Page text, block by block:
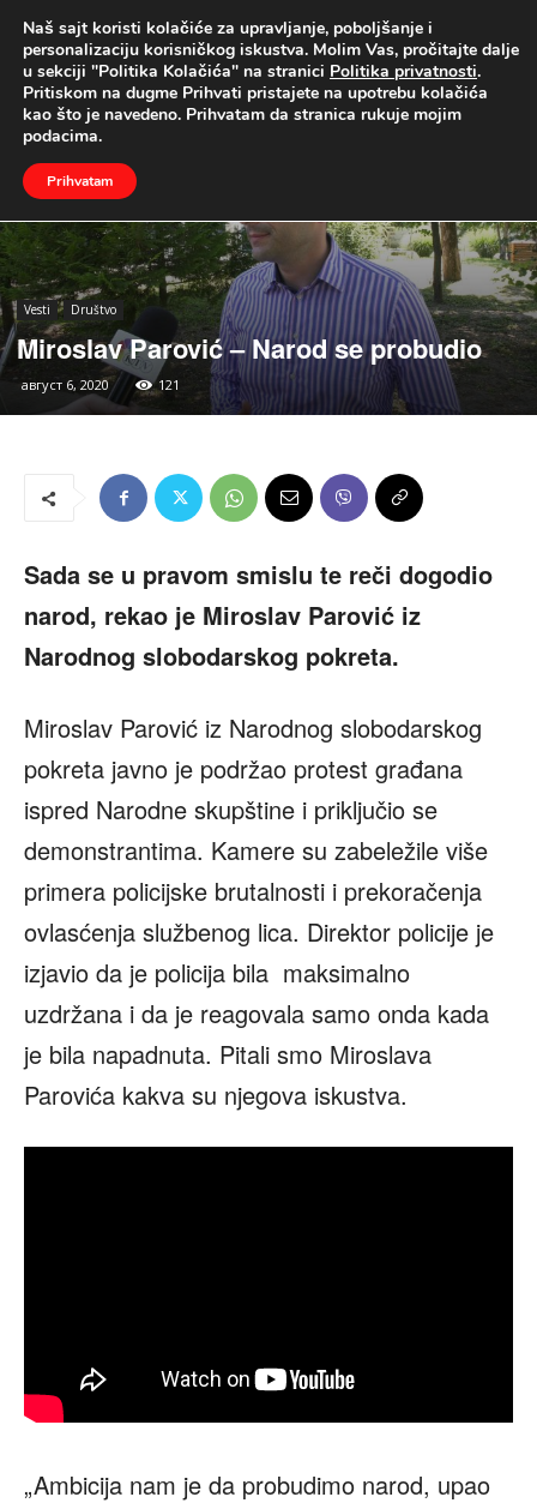
UŽIVO
Naslovna Vesti Društvo
Vesti Društvo
Miroslav Parović – Narod se probudio
август 6, 2020 121
Sada se u pravom smislu te reči dogodio
narod, rekao je Miroslav Parović iz
Narodnog slobodarskog pokreta.
Miroslav Parović iz Narodnog slobodarskog
pokreta javno je podržao protest građana
ispred Narodne skupštine i priključio se
demonstrantima. Kamere su zabeležile više
primera policijske brutalnosti i prekoračenja
ovlasćenja službenog lica. Direktor policije je
izjavio da je policija bila maksimalno
uzdržana i da je reagovala samo onda kada
je bila napadnuta. Pitali smo Miroslava
Parovića kakva su njegova iskustva.
„Ambicija nam je da probudimo narod, upao
Naš sajt koristi kolačiće za upravljanje, poboljšanje i
personalizaciju korisničkog iskustva. Molim Vas, pročitajte dalje
u sekciji "Politika Kolačića" na stranici Politika privatnosti.
Pritiskom na dugme Prihvati pristajete na upotrebu kolačića
kao što je navedeno. Prihvatam da stranica rukuje mojim
podacima.
Prihvatam